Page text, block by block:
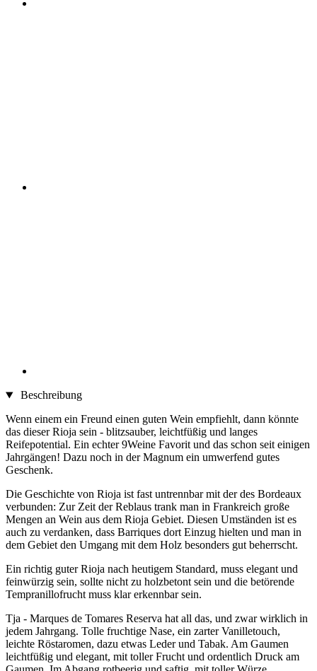
Beschreibung
Wenn einem ein Freund einen guten Wein empfiehlt, dann könnte
das dieser Rioja sein - blitzsauber, leichtfüßig und langes
Reifepotential. Ein echter 9Weine Favorit und das schon seit einigen
Jahrgängen! Dazu noch in der Magnum ein umwerfend gutes
Geschenk.
Die Geschichte von Rioja ist fast untrennbar mit der des Bordeaux
verbunden: Zur Zeit der Reblaus trank man in Frankreich große
Mengen an Wein aus dem Rioja Gebiet. Diesen Umständen ist es
auch zu verdanken, dass Barriques dort Einzug hielten und man in
dem Gebiet den Umgang mit dem Holz besonders gut beherrscht.
Ein richtig guter Rioja nach heutigem Standard, muss elegant und
feinwürzig sein, sollte nicht zu holzbetont sein und die betörende
Tempranillofrucht muss klar erkennbar sein.
Tja - Marques de Tomares Reserva hat all das, und zwar wirklich in
jedem Jahrgang. Tolle fruchtige Nase, ein zarter Vanilletouch,
leichte Röstaromen, dazu etwas Leder und Tabak. Am Gaumen
leichtfüßig und elegant, mit toller Frucht und ordentlich Druck am